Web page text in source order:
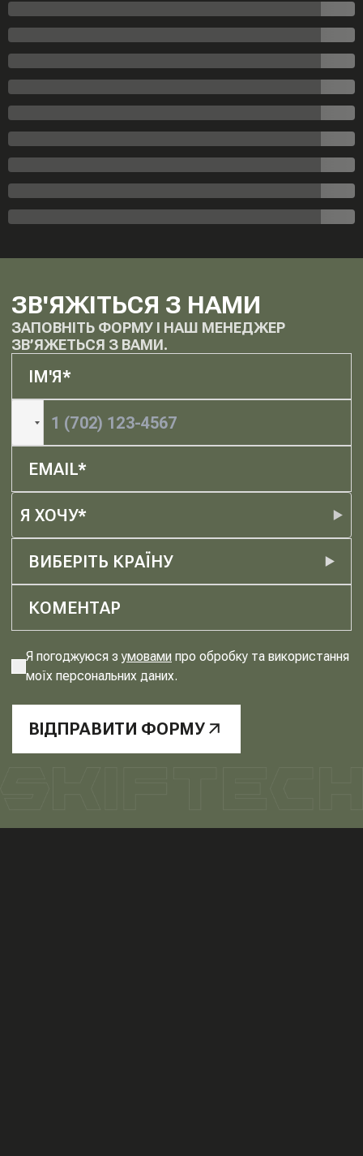
ЗВ'ЯЖІТЬСЯ З НАМИ
ЗАПОВНІТЬ ФОРМУ І НАШ МЕНЕДЖЕР
ЗВ’ЯЖЕТЬСЯ З ВАМИ.
Я ХОЧУ*
ВИБЕРІТЬ КРАЇНУ
Я погоджуюся з умовами про обробку та використання
моїх персональних даних.
ВІДПРАВИТИ ФОРМУ